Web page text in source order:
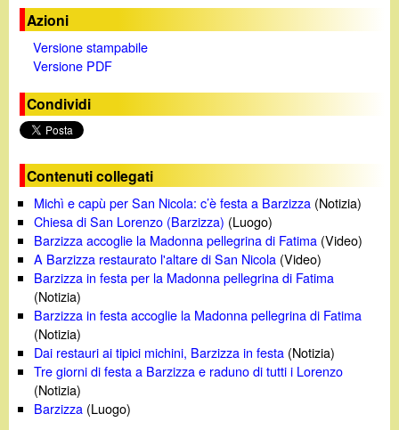
Azioni
Versione stampabile
Versione PDF
Condividi
Contenuti collegati
Michì e capù per San Nicola: c’è festa a Barzizza (Notizia)
Chiesa di San Lorenzo (Barzizza) (Luogo)
Barzizza accoglie la Madonna pellegrina di Fatima (Video)
A Barzizza restaurato l'altare di San Nicola (Video)
Barzizza in festa per la Madonna pellegrina di Fatima
(Notizia)
Barzizza in festa accoglie la Madonna pellegrina di Fatima
(Notizia)
Dai restauri ai tipici michini, Barzizza in festa (Notizia)
Tre giorni di festa a Barzizza e raduno di tutti i Lorenzo
(Notizia)
Barzizza (Luogo)